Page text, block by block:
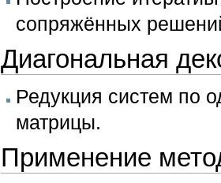
сопряжённых
Диагональная
Редукция систем по
матрицы.
Применение